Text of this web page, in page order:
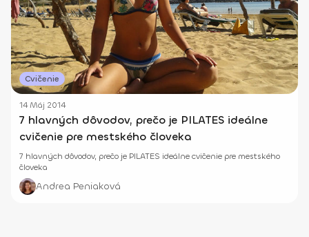
Cvičenie
14 Máj 2014
7 hlavných dôvodov, prečo je PILATES ideálne
cvičenie pre mestského človeka
7 hlavných dôvodov, prečo je PILATES ideálne cvičenie pre mestského
človeka
Andrea Peniaková